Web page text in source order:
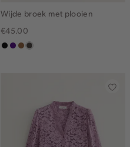
Wijde broek met plooien
€45.00
zwart
indigo
deepmocca
choco